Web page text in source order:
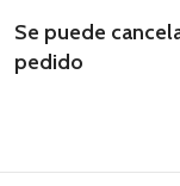
Se puede
pedido